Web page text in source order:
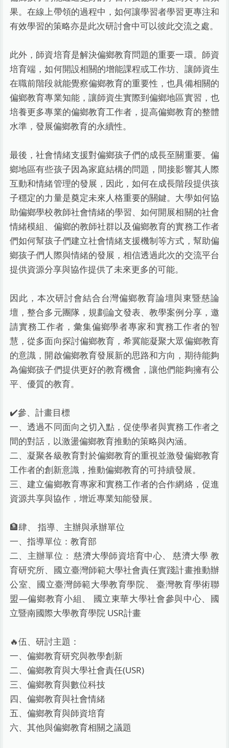
果。在線上帶領的過程中，如何讓學習者學習更專注和
有效學習的策略亦是此次研討會中可以彼此交流之處。
此外，師資培育是解決偏鄉教育問題的重要一環。師資
培育端，如何開設相關的增能課程或工作坊、讓師資生
在職前階段就能覺察偏鄉教育的重要性，也具備相關的
偏鄉教育專業知能，讓師資生實際到偏鄉地區實習，也
培養更多專業的偏鄉教育工作者，提高偏鄉教育的整體
水準，發展偏鄉教育的永續性。
最後，社會情緒支援對偏鄉孩子們的成長至關重要。偏
鄉地區有些孩子因為家庭結構的問題，間接影響其人際
互動和情緒管理的發展，因此，如何在成長階段提供孩
子穩定的力量是奠定未來人格重要的關鍵。大學如何協
助偏鄉學校教師社會情緒的學習、如何開展相關的社會
情緒模組、偏鄉的教師社群以及偏鄉教育的實務工作者
們如何幫孩子們建立社會情緒支援機制等方式，幫助偏
鄉孩子們人際與情緒的發展，相信透過此次的交流平台
提供資源分享與協作提供了未來更多的可能。
因此，本次研討會結合台灣偏鄉教育論壇與東暨慈論
壇，整合多元團隊，規劃論文發表、教學案例分享，邀
請實務工作者，彙集偏鄉學者專家和實務工作者的智
慧，從多面向探討偏鄉教育，希冀能凝聚大眾偏鄉教育
的意識，開啟偏鄉教育發展新的思路和方向，期待能夠
為偏鄉孩子們提供更好的教育機會，讓他們能夠擁有公
平、優質的教育。
✔️參、計畫目標
一、透過不同面向之切入點，促使學者與實務工作者之
間的對話，以激盪偏鄉教育推動的策略與內涵。
二、凝聚各級教育對於偏鄉教育的重視並激發偏鄉教育
工作者的創新意識，推動偏鄉教育的可持續發展。
三、建立偏鄉教育專家和實務工作者的合作網絡，促進
資源共享與協作，增近專業知能發展。
🏦肆、 指導、主辦與承辦單位
一、指導單位：教育部
二、主辦單位： 慈濟大學師資培育中心、 慈濟大學 教
育研究所、國立臺灣師範大學社會責任實踐計畫推動辦
公室、國立臺灣師範大學教育學院、 臺灣教育學術聯
盟—偏鄉教育小組、 國立東華大學社會參與中心、國
立暨南國際大學教育學院 USR計畫
🔥伍、研討主題：
一、偏鄉教育研究與教學創新
二、偏鄉教育與大學社會責任(USR)
三、偏鄉教育與數位科技
四、偏鄉教育與社會情緒
五、偏鄉教育與師資培育
六、其他與偏鄉教育相關之議題